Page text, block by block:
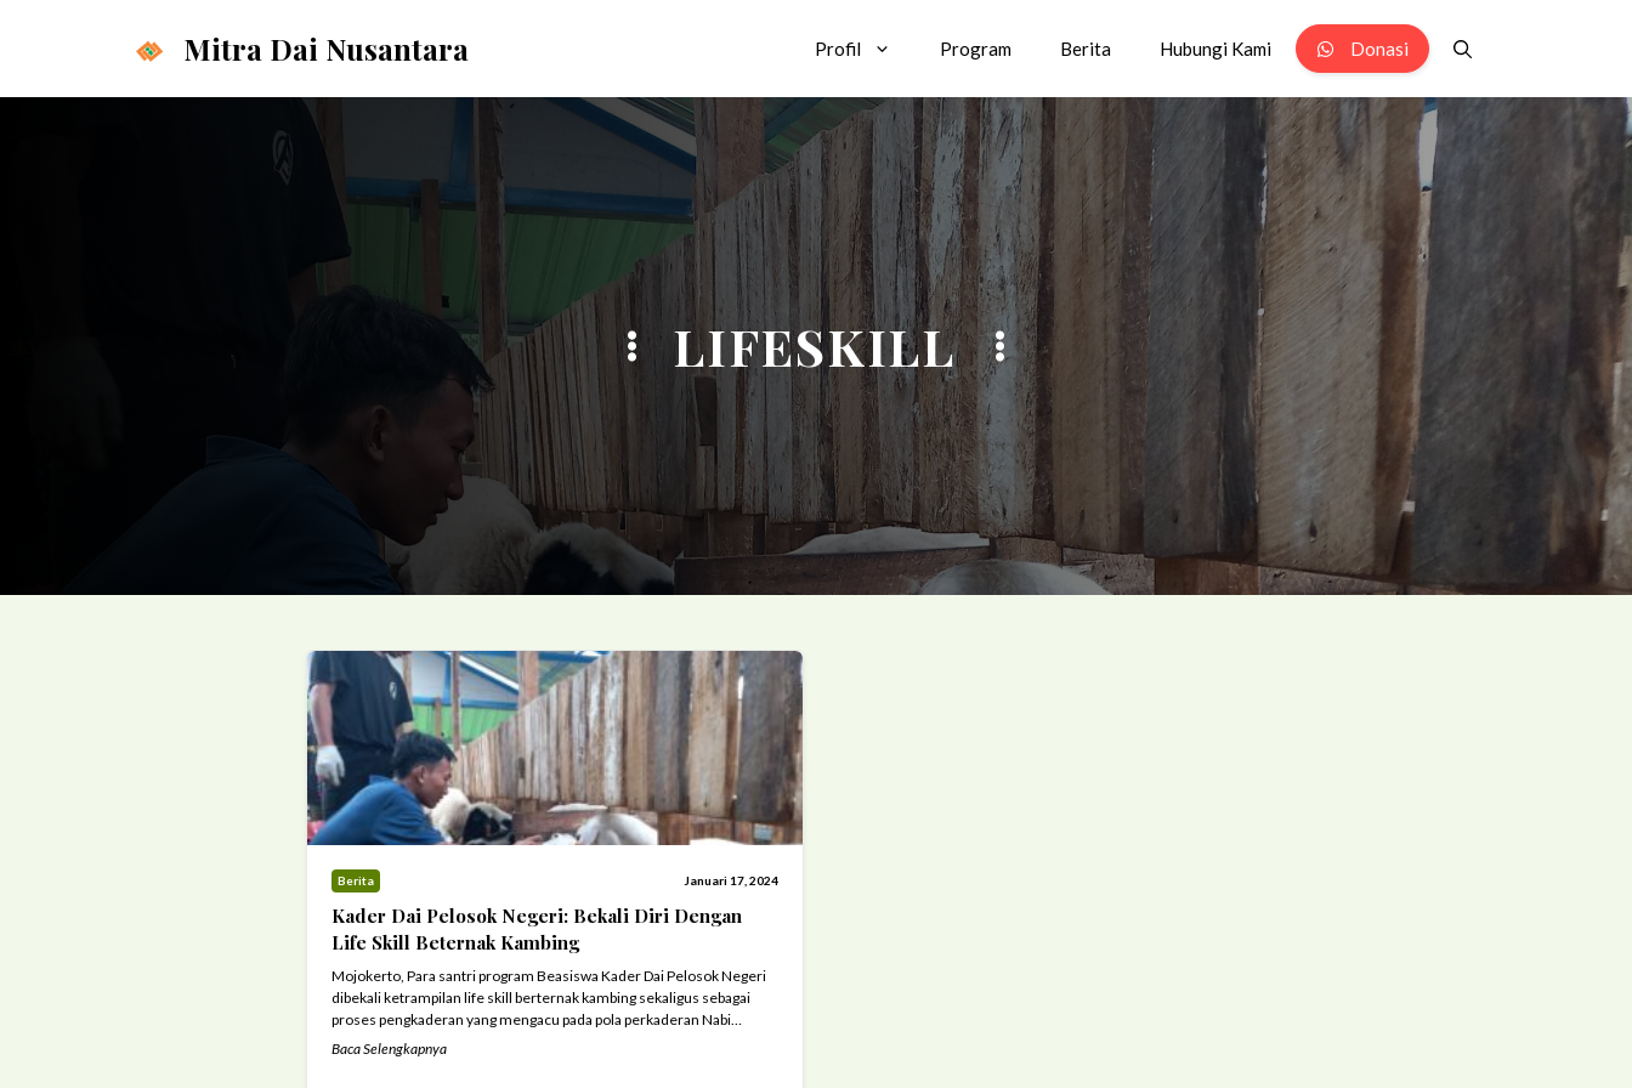
Mitra Dai Nusantara Profil Program Berita Hubungi Kami Donasi
LIFESKILL
Berita Januari 17, 2024
Kader Dai Pelosok Negeri: Bekali Diri Dengan
Life Skill Beternak Kambing
Mojokerto, Para santri program Beasiswa Kader Dai Pelosok Negeri
dibekali ketrampilan life skill berternak kambing sekaligus sebagai
proses pengkaderan yang mengacu pada pola perkaderan Nabi
Muhammada SAW yaitu fase menggembala. (16/1/24). Lifeskill
Baca Selengkapnya